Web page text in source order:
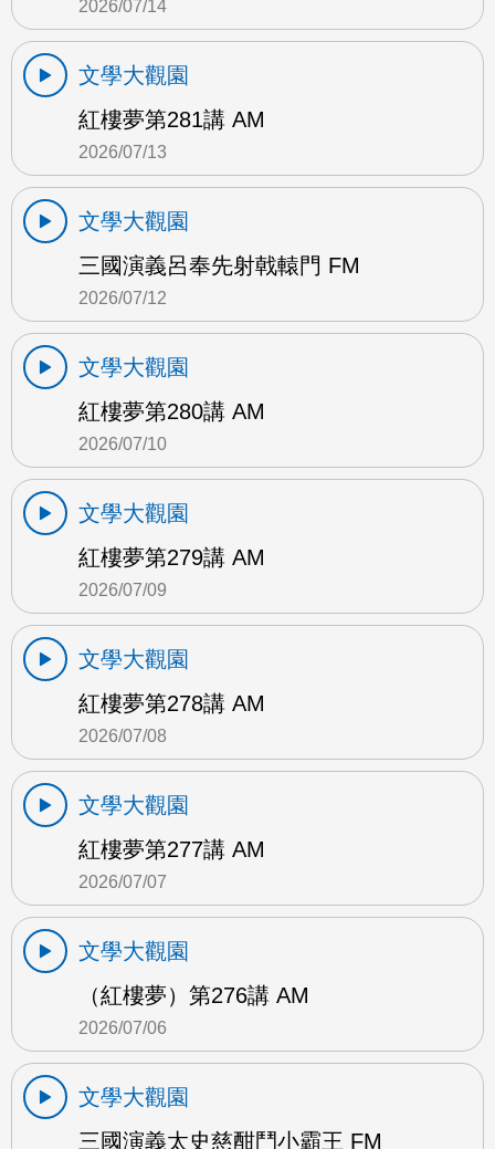
2026/07/14
文學大觀園
紅樓夢第281講 AM
2026/07/13
文學大觀園
三國演義呂奉先射戟轅門 FM
2026/07/12
文學大觀園
紅樓夢第280講 AM
2026/07/10
文學大觀園
紅樓夢第279講 AM
2026/07/09
文學大觀園
紅樓夢第278講 AM
2026/07/08
文學大觀園
紅樓夢第277講 AM
2026/07/07
文學大觀園
（紅樓夢）第276講 AM
2026/07/06
文學大觀園
三國演義太史慈酣鬥小霸王 FM